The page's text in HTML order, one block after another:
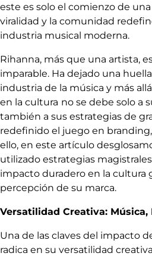
este es solo el comienzo de
viralidad y la comunidad
industria musical moderna.
Rihanna, más que una artista,
imparable. Ha dejado una
industria de la música y más
en la cultura no se debe solo a
también a sus estrategias de
redefinido el juego en
ello, en este artículo
utilizado estrategias
impacto duradero en la cultura
percepción de su marca.
Versatilidad Creativa: Música,
Una de las claves del impacto
radica en su versatilidad